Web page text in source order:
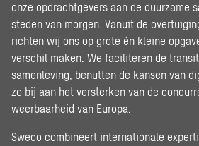
onze opdrachtgevers aan de duurzame
steden van morgen. Vanuit de
richten wij ons op grote én kleine
verschil maken. We faciliteren de
samenleving, benutten de kansen van
zo bij aan het versterken van de
weerbaarheid van Europa.
Sweco combineert internationale